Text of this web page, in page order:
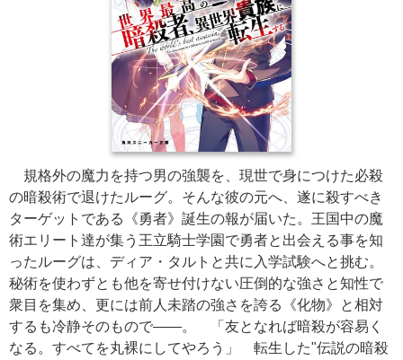
規格外の魔力を持つ男の強襲を、現世で身につけた必殺
の暗殺術で退けたルーグ。そんな彼の元へ、遂に殺すべき
ターゲットである《勇者》誕生の報が届いた。王国中の魔
術エリート達が集う王立騎士学園で勇者と出会える事を知
ったルーグは、ディア・タルトと共に入学試験へと挑む。
秘術を使わずとも他を寄せ付けない圧倒的な強さと知性で
衆目を集め、更には前人未踏の強さを誇る《化物》と相対
するも冷静そのもので――。 「友となれば暗殺が容易く
なる。すべてを丸裸にしてやろう」 転生した"伝説の暗殺